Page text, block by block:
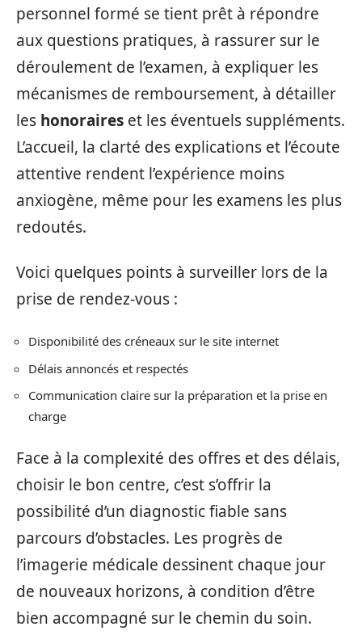
personnel formé se tient prêt à répondre
aux questions pratiques, à rassurer sur le
déroulement de l’examen, à expliquer les
mécanismes de remboursement, à détailler
les honoraires et les éventuels suppléments.
L’accueil, la clarté des explications et l’écoute
attentive rendent l’expérience moins
anxiogène, même pour les examens les plus
redoutés.
Voici quelques points à surveiller lors de la
prise de rendez-vous :
Disponibilité des créneaux sur le site internet
Délais annoncés et respectés
Communication claire sur la préparation et la prise en
charge
Face à la complexité des offres et des délais,
choisir le bon centre, c’est s’offrir la
possibilité d’un diagnostic fiable sans
parcours d’obstacles. Les progrès de
l’imagerie médicale dessinent chaque jour
de nouveaux horizons, à condition d’être
bien accompagné sur le chemin du soin.